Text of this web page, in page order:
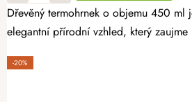
Dřevěný termohrnek o objemu 450
elegantní přírodní vzhled, který
-20%